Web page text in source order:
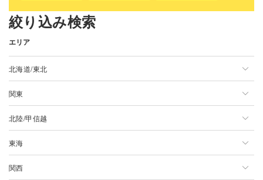
絞り込み検索
エリア
北海道/東北
北海道/東北一覧
北海道
青森県
岩手県
関東
関東一覧
東京都
神奈川県
北陸/甲信越
北陸/甲信越一覧
新潟県
東海
東海一覧
関西